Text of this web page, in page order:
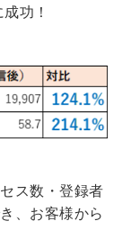
功！
ス数・登録者
、お客様から